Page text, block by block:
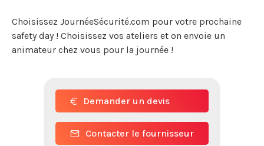
Choisissez JournéeSécurité.com pour votre prochaine
safety day ! Choisissez vos ateliers et on envoie un
animateur chez vous pour la journée !
Demander un devis
Contacter le fournisseur